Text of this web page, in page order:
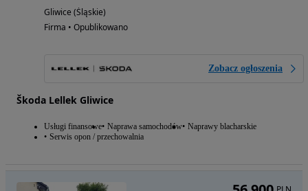
Gliwice (Śląskie)
Firma • Opublikowano
Zobacz ogłoszenia
Škoda Lellek Gliwice
Usługi finansowe Naprawa samochodów Naprawy blacharskie
Serwis opon / przechowalnia